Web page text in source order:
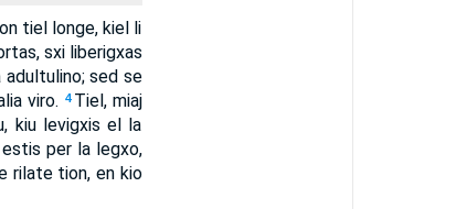
tiel longe, kiel li
sxi liberigxas
adultulino; sed se
viro. 4 Tiel, miaj
kiu levigxis el la
estis per la legxo,
rilate tion, en kio